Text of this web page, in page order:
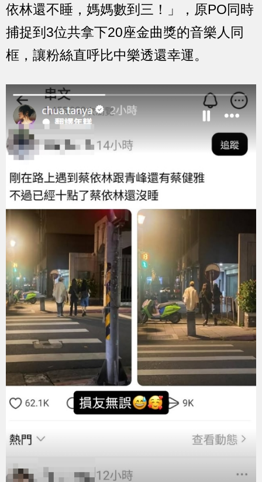
依林還不睡，媽媽數到三！」，原PO同時
捕捉到3位共拿下20座金曲獎的音樂人同
框，讓粉絲直呼比中樂透還幸運。